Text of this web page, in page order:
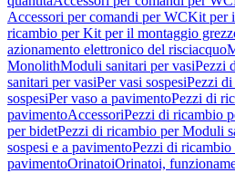
Accessori per comandi per WCKit per
ricambio per Kit per il montaggio
azionamento elettronico del risciacquo
MonolithModuli sanitari per vasiPezzi
sanitari per vasiPer vasi sospesiPezzi
sospesiPer vaso a pavimentoPezzi di
pavimentoAccessoriPezzi di ricambio
per bidetPezzi di ricambio per Moduli
sospesi e a pavimentoPezzi di ricambio
pavimentoOrinatoiOrinatoi,